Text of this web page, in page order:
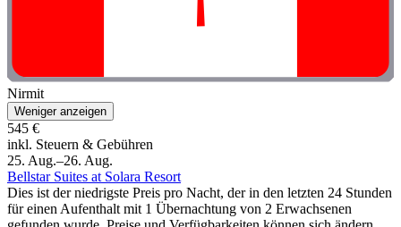
Nirmit
Weniger anzeigen
545 €
inkl. Steuern & Gebühren
25. Aug.–26. Aug.
Bellstar Suites at Solara Resort
Dies ist der niedrigste Preis pro Nacht, der in den letzten 24 Stunden
für einen Aufenthalt mit 1 Übernachtung von 2 Erwachsenen